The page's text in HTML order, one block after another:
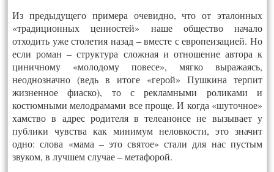
Из предыдущего примера очевидно, что от эталонных
«традиционных ценностей» наше общество начало
отходить уже столетия назад – вместе с европеизацией. Но
если роман – структура сложная и отношение автора к
циничному «молодому повесе», мягко выражаясь,
неоднозначно (ведь в итоге «герой» Пушкина терпит
жизненное фиаско), то с рекламными роликами и
костюмными мелодрамами все проще. И когда «шуточное»
хамство в адрес родителя в телеанонсе не вызывает у
публики чувства как минимум неловкости, это значит
одно: слова «мама – это святое» стали для нас пустым
звуком, в лучшем случае – метафорой.